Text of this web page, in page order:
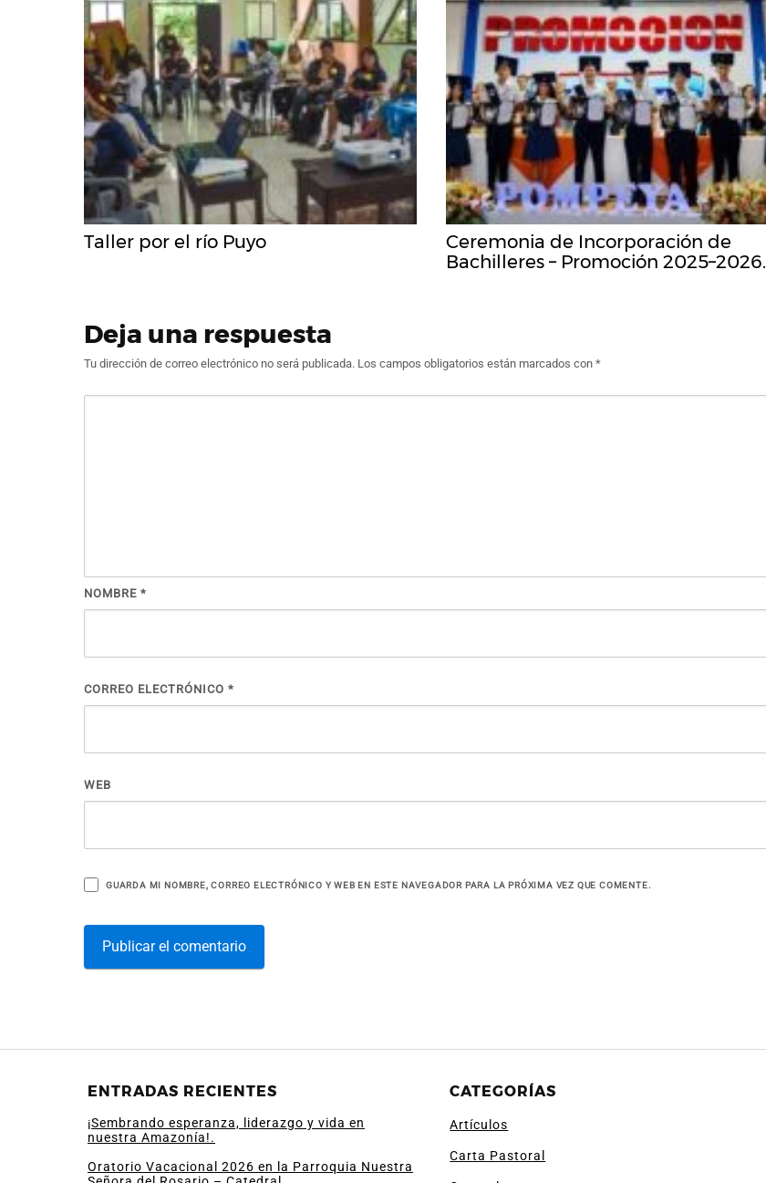
Taller por el río Puyo
Ceremonia de Incorporación de
Bachilleres – Promoción 2025–2026.
Deja una respuesta
Tu dirección de correo electrónico no será publicada. Los campos obligatorios están marcados con *
NOMBRE *
CORREO ELECTRÓNICO *
WEB
GUARDA MI NOMBRE, CORREO ELECTRÓNICO Y WEB EN ESTE NAVEGADOR PARA LA PRÓXIMA VEZ QUE COMENTE.
ENTRADAS RECIENTES
¡Sembrando esperanza, liderazgo y vida en
nuestra Amazonía!.
Oratorio Vacacional 2026 en la Parroquia Nuestra
CATEGORÍAS
Artículos
Carta Pastoral